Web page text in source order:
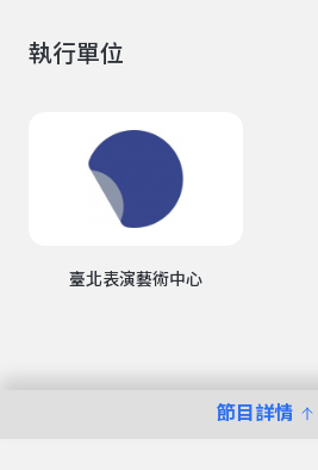
節目詳情
執行單位
臺北表演藝術中心